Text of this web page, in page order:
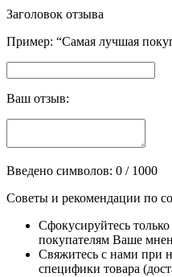
Заголовок отзыва
Пример: “Самая лучшая
Ваш отзыв:
Введено символов: 0 / 1000
Советы и рекомендации по
Сфокусируйтесь
покупателям Ваше
Свяжитесь с нами при
специфики товара